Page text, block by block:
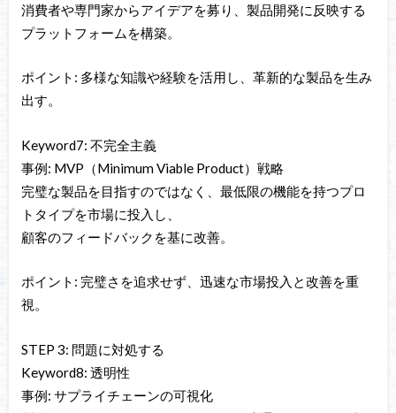
消費者や専門家からアイデアを募り、製品開発に反映する
プラットフォームを構築。
ポイント: 多様な知識や経験を活用し、革新的な製品を生み
出す。
Keyword7: 不完全主義
事例: MVP（Minimum Viable Product）戦略
完璧な製品を目指すのではなく、最低限の機能を持つプロ
トタイプを市場に投入し、
顧客のフィードバックを基に改善。
ポイント: 完璧さを追求せず、迅速な市場投入と改善を重
視。
STEP 3: 問題に対処する
Keyword8: 透明性
事例: サプライチェーンの可視化